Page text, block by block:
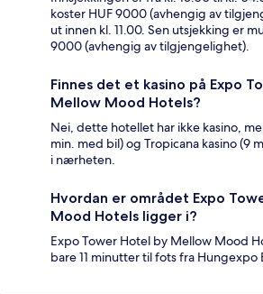
koster HUF 9000 (avhengig av
ut innen kl. 11.00. Sen utsjekking er
9000 (avhengig av tilgjengelighet).
Finnes det et kasino på Expo
Mellow Mood Hotels?
Nei, dette hotellet har ikke kasino,
min. med bil) og Tropicana kasino (9
i nærheten.
Hvordan er området Expo
Mood Hotels ligger i?
Expo Tower Hotel by Mellow Mood
bare 11 minutter til fots fra Hungexpo